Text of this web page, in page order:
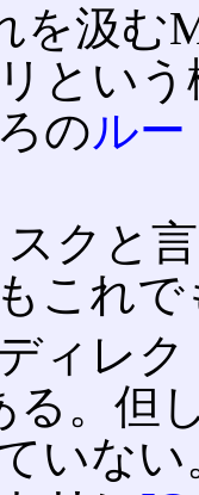
を汲む
とい
のル
スクと
これ
ィレ
る。但
いな